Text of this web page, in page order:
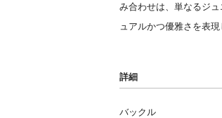
み合わせは、単なるジ
ュアルかつ優雅さを表現
詳細
バックル